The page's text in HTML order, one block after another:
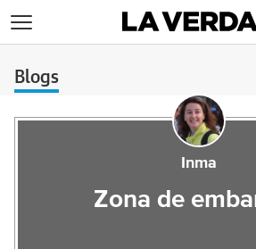
Blogs
Inma
Zona de